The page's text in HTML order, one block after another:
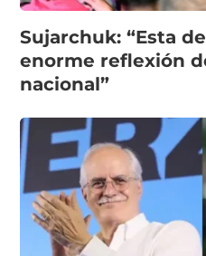
Sujarchuk: “Esta
enorme reflexión
nacional”